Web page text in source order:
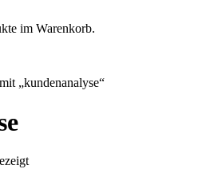
im Warenkorb.
„kundenanalyse“